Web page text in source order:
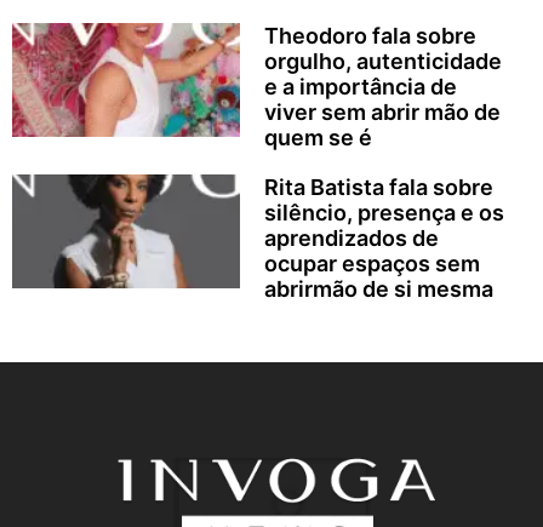
Theodoro fala sobre
orgulho, autenticidade
e a importância de
viver sem abrir mão de
quem se é
Rita Batista fala sobre
silêncio, presença e os
aprendizados de
ocupar espaços sem
abrirmão de si mesma